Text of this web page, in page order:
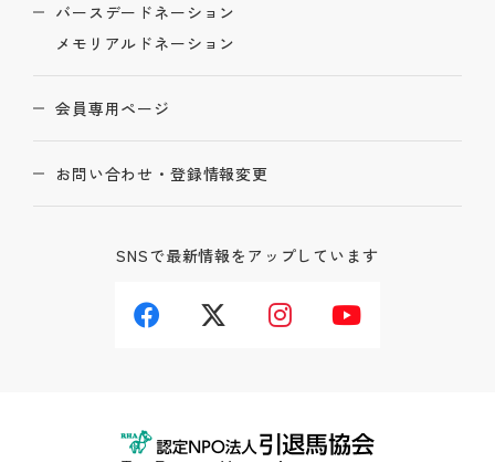
バースデードネーション
メモリアルドネーション
会員専用ページ
お問い合わせ・登録情報変更
SNSで最新情報をアップしています